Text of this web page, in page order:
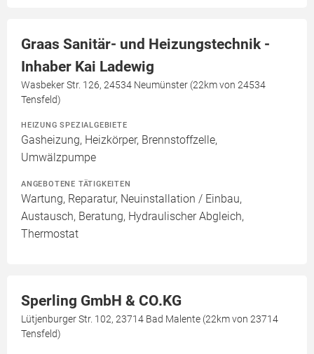
Graas Sanitär- und Heizungstechnik -
Inhaber Kai Ladewig
Wasbeker Str. 126, 24534 Neumünster (22km von 24534
Tensfeld)
HEIZUNG SPEZIALGEBIETE
Gasheizung, Heizkörper, Brennstoffzelle,
Umwälzpumpe
ANGEBOTENE TÄTIGKEITEN
Wartung, Reparatur, Neuinstallation / Einbau,
Austausch, Beratung, Hydraulischer Abgleich,
Thermostat
Sperling GmbH & CO.KG
Lütjenburger Str. 102, 23714 Bad Malente (22km von 23714
Tensfeld)